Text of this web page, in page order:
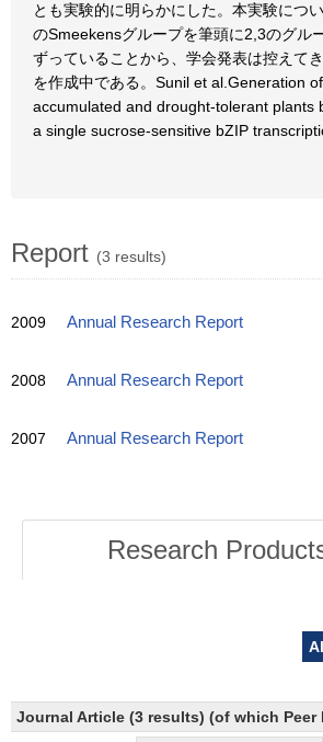
とも実験的に明らかにした。本実験につ
のSmeekensグループを筆頭に2,3のグル
ずっていることから、学会発表は控えて
を作成中である。Sunil et al.Generation
accumulated and drought-tolerant plants
a single sucrose-sensitive bZIP
Report (3 results)
2009 Annual Research Report
2008 Annual Research Report
2007 Annual Research Report
Research
Journal Article (3 results) (of which Peer